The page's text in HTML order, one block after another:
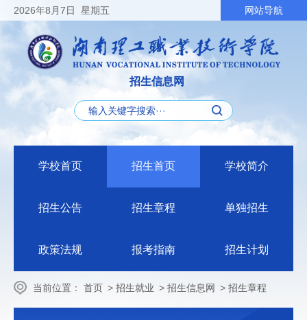
2026年8月7日 星期五 网站导航
招生信息网
学校首页 招生首页 学校简介
招生公告 招生章程 单独招生
政策法规 报考指南 招生计划
当前位置： 首页 > 招生就业 > 招生信息网 > 招生章程